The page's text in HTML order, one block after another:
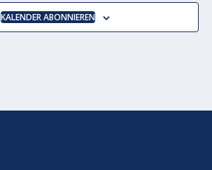
KALENDER ABONNIEREN